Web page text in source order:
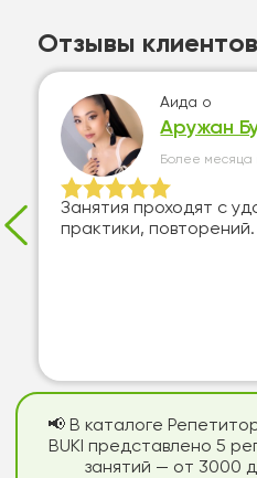
Отзывы
Аида о
Аружан
Более месяца
Занятия проходят с
практики,
📢 В каталоге
BUKI представлено 5
занятий — от 3000